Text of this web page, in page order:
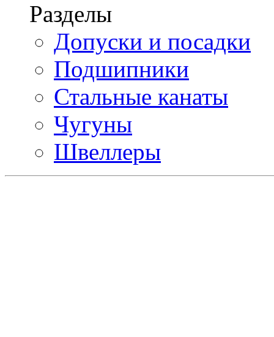
Разделы
Допуски и посадки
Подшипники
Стальные канаты
Чугуны
Швеллеры